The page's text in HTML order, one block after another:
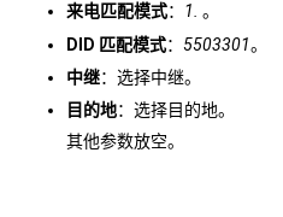
来电匹配模式： 1. 。
DID 匹配模式： 5503301。
中继：选择中继。
目的地：选择目的地。
其他参数放空。